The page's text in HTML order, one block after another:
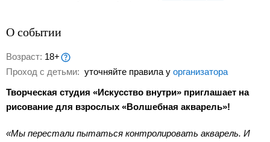
О событии
Возраст: 18+
Проход с детьми: уточняйте правила у организатора
Творческая студия «Искусство внутри» приглашает на
рисование для взрослых «Волшебная акварель»!
«Мы перестали пытаться контролировать акварель. И